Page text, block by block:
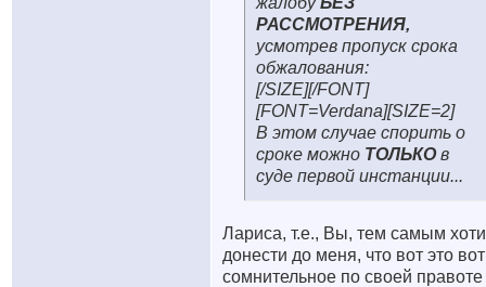
РАССМОТРЕНИЯ,
усмотрев пропуск срока
обжалования:
[/SIZE][/FONT]
[FONT=Verdana][SIZE=2]
В этом случае спорить о
сроке можно ТОЛЬКОв
суде первой инстанции...
Лариса, т.е., Вы, тем самым
донести до меня, что вот это вот
сомнительное по своей правоте